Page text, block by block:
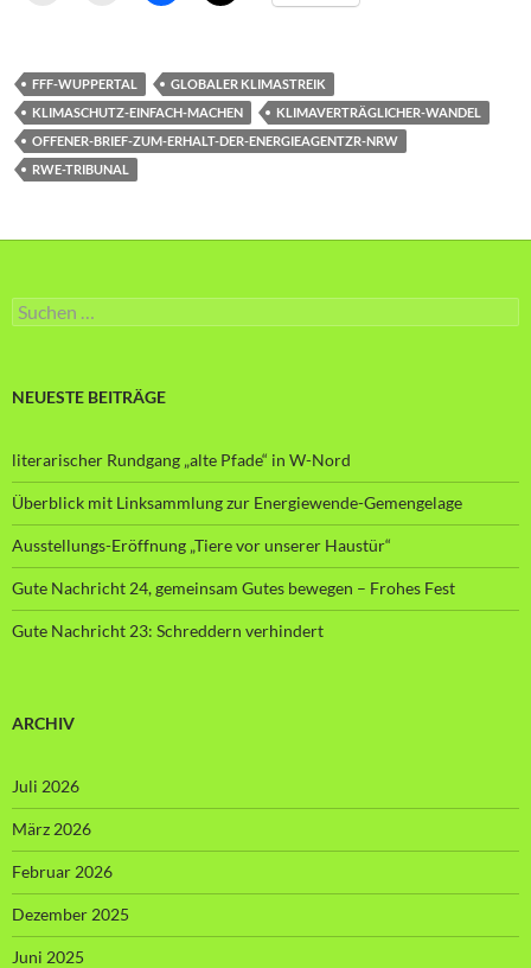
FFF-WUPPERTAL
GLOBALER KLIMASTREIK
KLIMASCHUTZ-EINFACH-MACHEN
KLIMAVERTRÄGLICHER-WANDEL
OFFENER-BRIEF-ZUM-ERHALT-DER-ENERGIEAGENTZR-NRW
RWE-TRIBUNAL
Suche
nach:
NEUESTE BEITRÄGE
literarischer Rundgang „alte Pfade“ in W-Nord
Überblick mit Linksammlung zur Energiewende-Gemengelage
Ausstellungs-Eröffnung „Tiere vor unserer Haustür“
Gute Nachricht 24, gemeinsam Gutes bewegen – Frohes Fest
Gute Nachricht 23: Schreddern verhindert
ARCHIV
Juli 2026
März 2026
Februar 2026
Dezember 2025
Juni 2025